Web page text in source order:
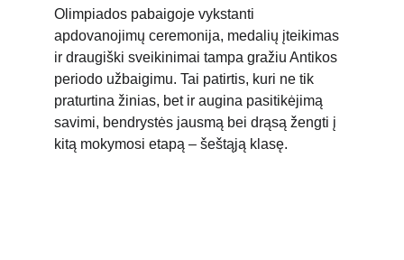
Olimpiados pabaigoje vykstanti
apdovanojimų ceremonija, medalių įteikimas
ir draugiški sveikinimai tampa gražiu Antikos
periodo užbaigimu. Tai patirtis, kuri ne tik
praturtina žinias, bet ir augina pasitikėjimą
savimi, bendrystės jausmą bei drąsą žengti į
kitą mokymosi etapą – šeštąją klasę.